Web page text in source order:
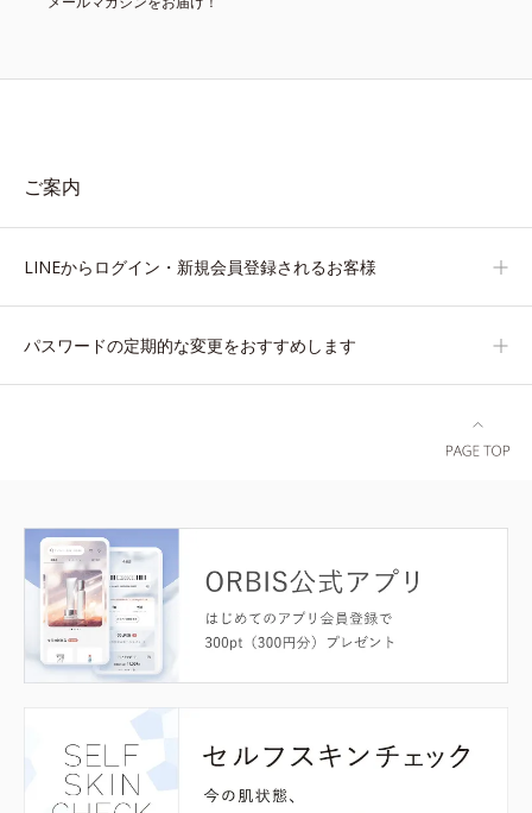
ご案内
LINEからログイン・新規会員登録されるお客様
パスワードの定期的な変更をおすすめします